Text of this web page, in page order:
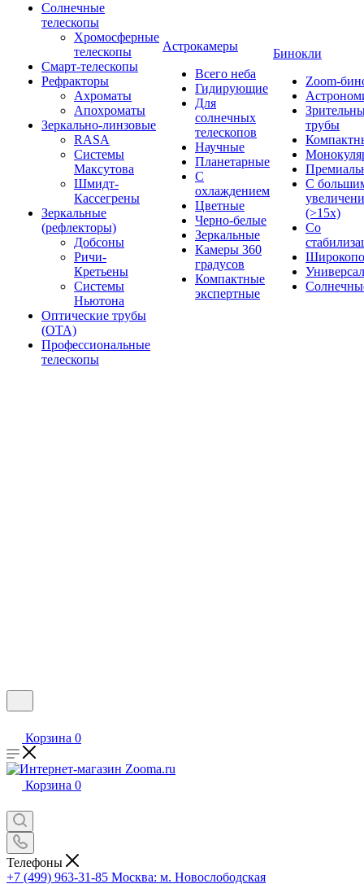
Солнечные
телескопы
Хромосферные
телескопы
Смарт-телескопы
Рефракторы
Ахроматы
Апохроматы
Зеркально-линзовые
RASA
Системы
Максутова
Шмидт-
Кассегрены
Зеркальные
(рефлекторы)
Добсоны
Ричи-
Кретьены
Системы
Ньютона
Оптические трубы
(OTA)
Профессиональные
телескопы
Астрокамеры
Всего неба
Гидирующие
Для
солнечных
телескопов
Научные
Планетарные
С
охлаждением
Цветные
Черно-белые
Зеркальные
Камеры 360
градусов
Компактные
экспертные
Бинокли
Zoom-
трубы
С
(>15x)
Со
Корзина 0
Корзина 0
Телефоны
+7 (499) 963-31-85 Москва: м. Новослободская